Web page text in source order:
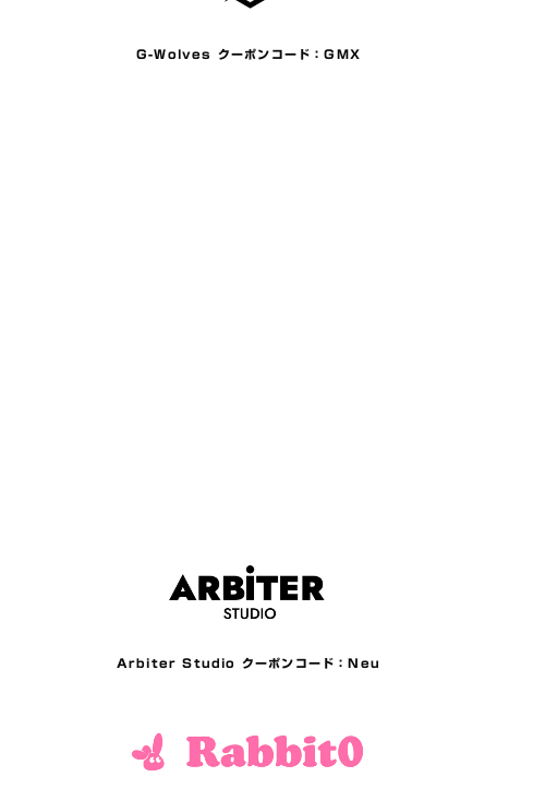
G-Wolves クーポンコード：GMX
Arbiter Studio クーポンコード：Neu